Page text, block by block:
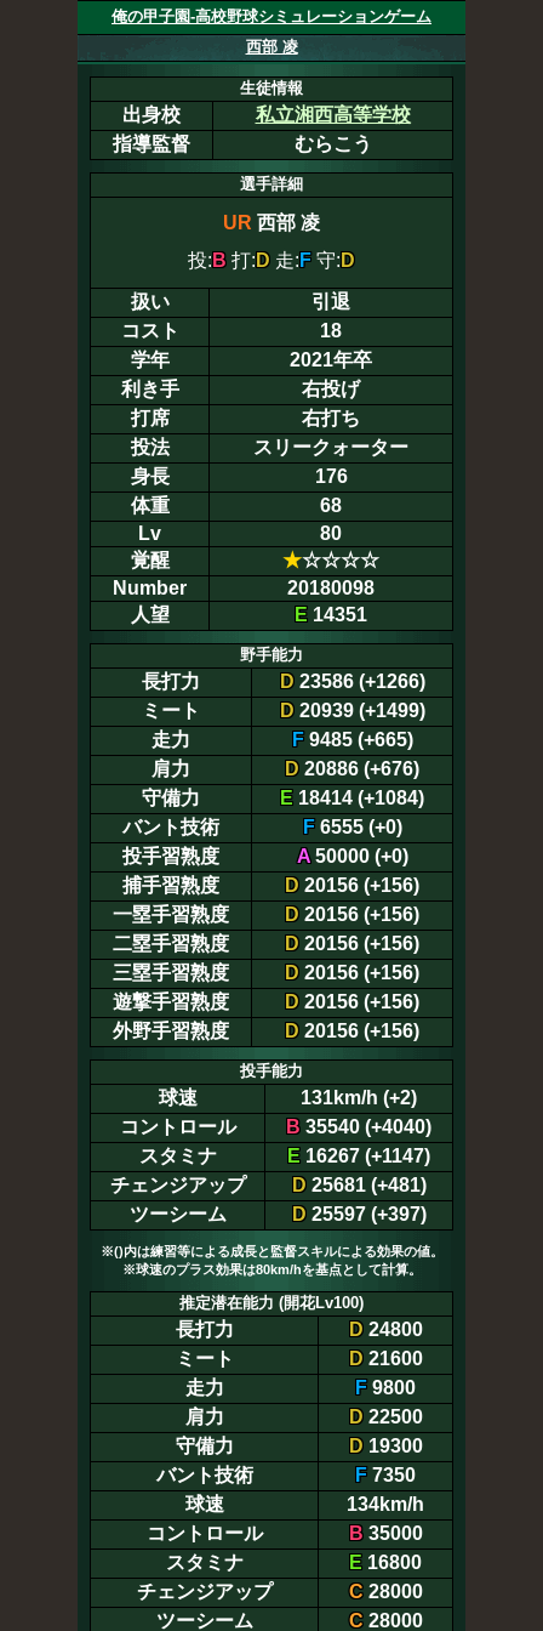
俺の甲子園-高校野球シミュレーションゲーム
西部 凌
生徒情報
出身校
私立湘西高等学校
指導監督
むらこう
選手詳細
UR 西部 凌
投: B 打: D 走: F 守: D
扱い
引退
コスト
18
学年
2021年卒
利き手
右投げ
打席
右打ち
投法
スリークォーター
身長
176
体重
68
Lv
80
覚醒
★☆☆☆☆
Number
20180098
人望
E 14351
野手能力
長打力 D23586 (+1266)
ミート
D20939 (+1499)
走力
F9485 (+665)
肩力
D 20886 (+676)
守備力
E 18414 (+1084)
バント技術
F6555 (+0)
投手習熟度
A50000 (+0)
捕手習熟度
D 20156 (+156)
一塁手習熟度
D 20156 (+156)
二塁手習熟度
D 20156 (+156)
三塁手習熟度
D 20156 (+156)
遊撃手習熟度
D 20156 (+156)
外野手習熟度
D 20156 (+156)
投手能力
球速
131km/h (+2)
コントロール
B 35540 (+4040)
スタミナ
E 16267 (+1147)
チェンジアップ
D25681 (+481)
ツーシーム
D25597 (+397)
※()内は練習等による成長と監督スキルによる効果の値。
※球速のプラス効果は80km/hを基点として計算。
推定潜在能力 (開花Lv100)
長打力 D24800
ミート
D21600
走力
F 9800
肩力
D22500
守備力
D19300
バント技術
F 7350
球速
134km/h
コントロール
B35000
スタミナ
E 16800
チェンジアップ
C28000
ツーシーム
C28000